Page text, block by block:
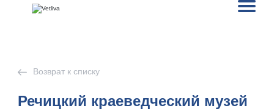
Возврат к списку
Речицкий краеведческий музей